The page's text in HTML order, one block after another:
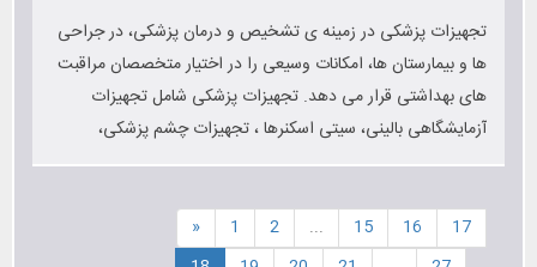
تجهیزات پزشکی در زمینه ی تشخیص و درمان پزشکی، در جراحی
ها و بیمارستان ها، امکانات وسیعی را در اختیار متخصصان مراقبت
های بهداشتی قرار می دهد. تجهیزات پزشکی شامل تجهیزات
آزمایشگاهی بالینی، سیتی اسکنرها ، تجهیزات چشم پزشکی،
ماموگرافی، سیستم MRI ، سونوگرافی و... را شامل می شوند
« 1 2 ... 15 16
17